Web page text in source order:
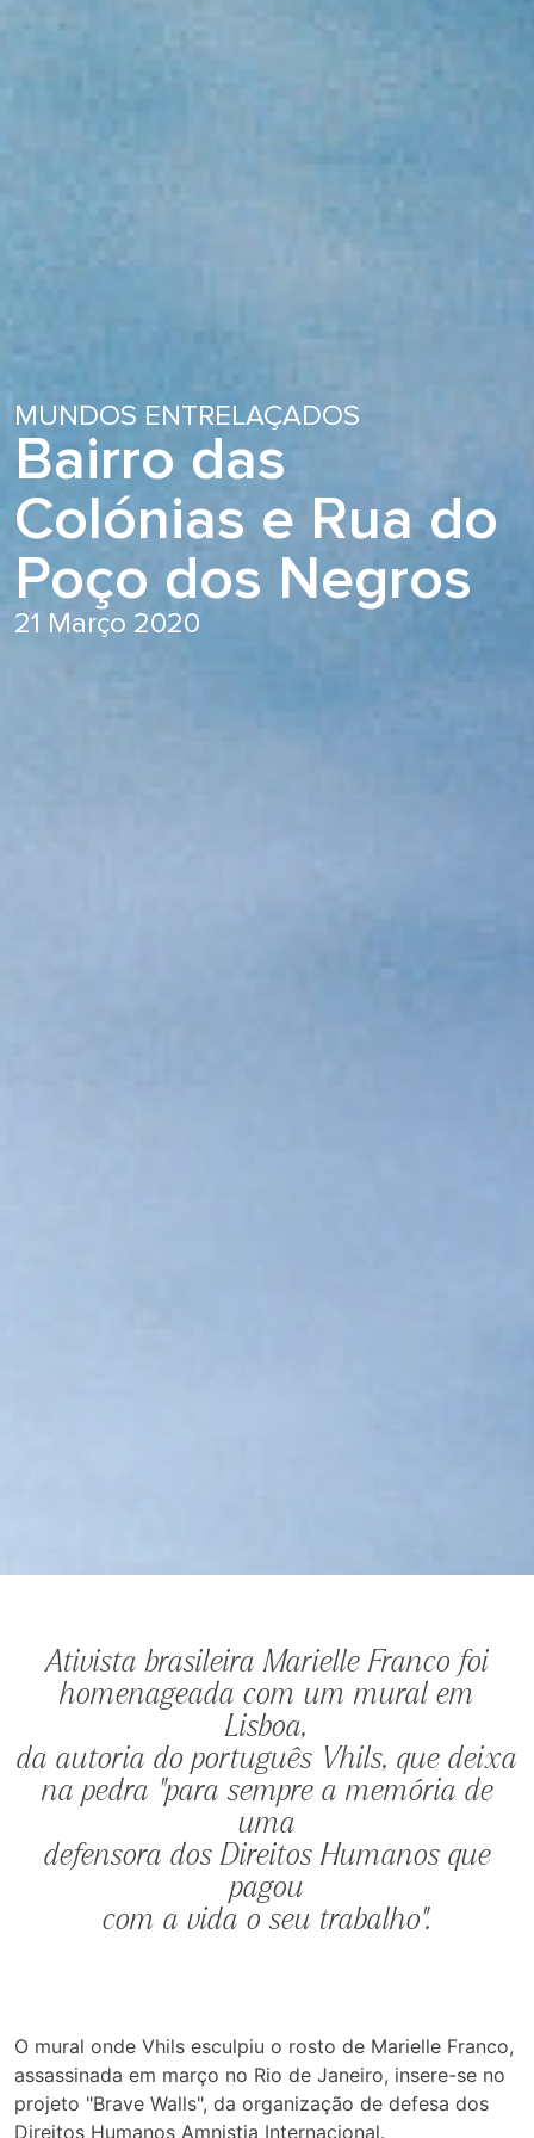
MUNDOS ENTRELAÇADOS
Bairro das
Colónias e Rua do
Poço dos Negros
21 Março 2020
Ativista brasileira Marielle Franco foi
homenageada com um mural em
Lisboa,
da autoria do português Vhils, que deixa
na pedra "para sempre a memória de
uma
defensora dos Direitos Humanos que
pagou
com a vida o seu trabalho".
O mural onde Vhils esculpiu o rosto de Marielle Franco,
assassinada em março no Rio de Janeiro, insere-se no
projeto "Brave Walls", da organização de defesa dos
Direitos Humanos Amnistia Internacional.